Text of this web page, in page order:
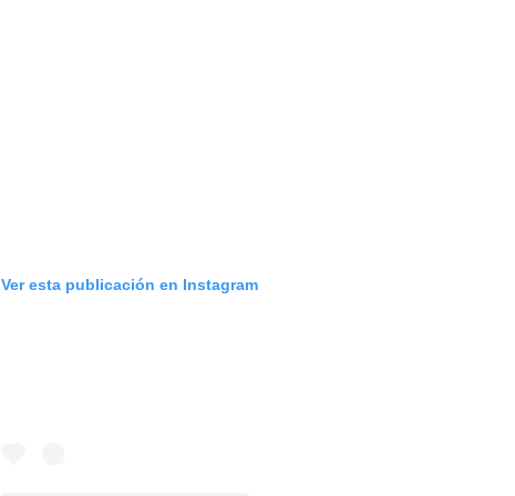
Ver esta publicación en Instagram